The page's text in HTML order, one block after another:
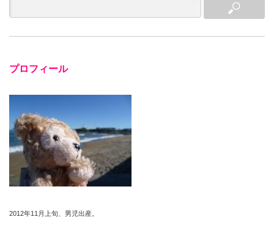
プロフィール
2012年11月上旬、男児出産。